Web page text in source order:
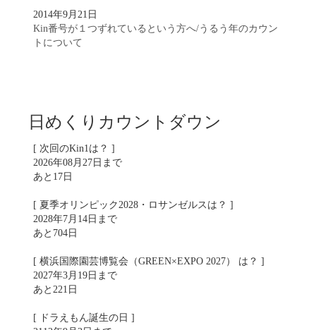
2014年9月21日
Kin番号が１つずれているという方へ/うるう年のカウン
トについて
日めくりカウントダウン
[ 次回のKin1は？ ]
2026年08月27日まで
あと17日
[ 夏季オリンピック2028・ロサンゼルスは？ ]
2028年7月14日まで
あと704日
[ 横浜国際園芸博覧会（GREEN×EXPO 2027） は？ ]
2027年3月19日まで
あと221日
[ ドラえもん誕生の日 ]